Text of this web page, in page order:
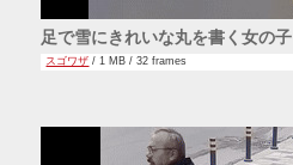
足で雪にきれいな丸を書く女の子
スゴワザ / 1 MB / 32 frames